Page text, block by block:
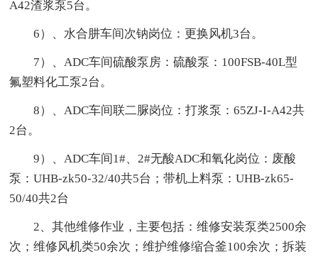
A42渣浆泵5台。
6）、水合肼车间次钠岗位：更换风机3台。
7）、ADC车间硫酸泵房：硫酸泵：100FSB-40L型
氟塑料化工泵2台。
8）、ADC车间联二脲岗位：打浆泵：65ZJ-I-A42共
2台。
9）、ADC车间1#、2#无酸ADC和氧化岗位：废酸
泵：UHB-zk50-32/40共5台；带机上料泵：UHB-zk65-
50/40共2台
2、其他维修作业，主要包括：维修安装泵类2500余
次；维修风机类50余次；维护维修缩合釜100余次；拆装